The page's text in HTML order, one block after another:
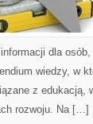
dla
wiedzy, w
z edukacją,
rozwoju. Na […]